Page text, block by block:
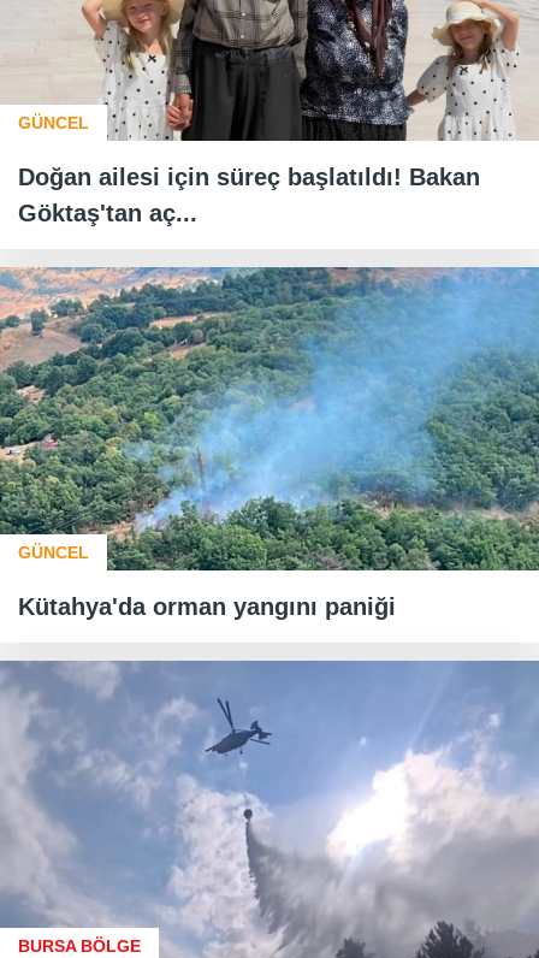
GÜNCEL
Doğan ailesi için süreç başlatıldı! Bakan
Göktaş'tan aç...
GÜNCEL
Kütahya'da orman yangını paniği
BURSA BÖLGE